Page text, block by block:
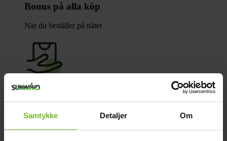
Samtykke Detaljer Om
Bonus på alla köp
När du beställer på nätet
Fraktfritt till våra återförsäljare